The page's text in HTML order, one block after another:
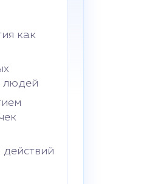
как
людей
действий